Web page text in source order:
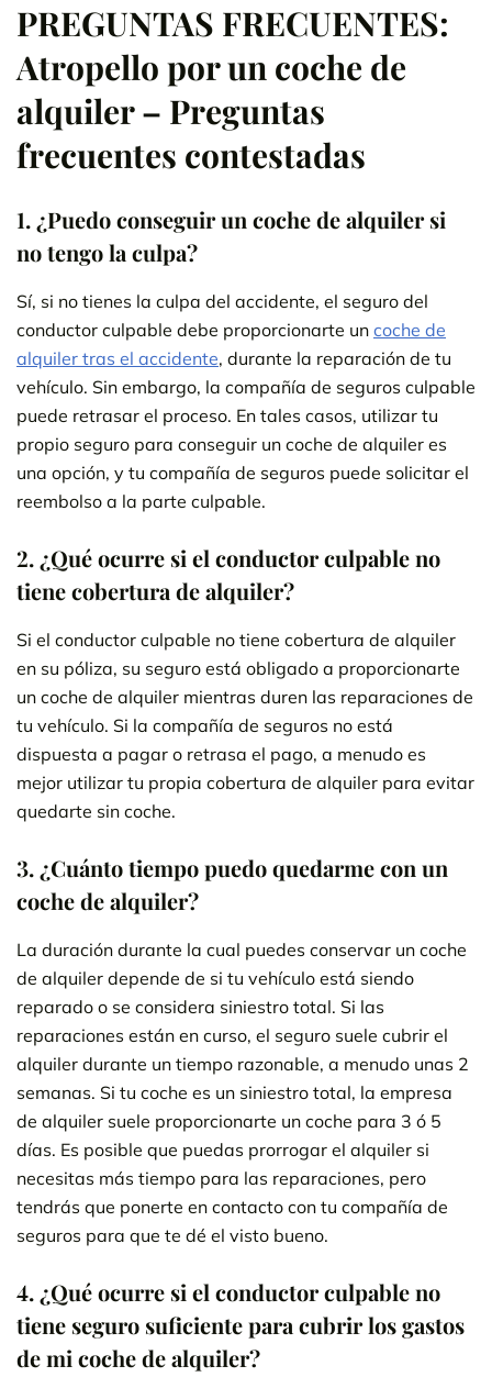
PREGUNTAS FRECUENTES:
Atropello por un coche de
alquiler – Preguntas
frecuentes contestadas
1. ¿Puedo conseguir un coche de alquiler si
no tengo la culpa?
Sí, si no tienes la culpa del accidente, el seguro del
conductor culpable debe proporcionarte un coche de
alquiler tras el accidente, durante la reparación de tu
vehículo. Sin embargo, la compañía de seguros culpable
puede retrasar el proceso. En tales casos, utilizar tu
propio seguro para conseguir un coche de alquiler es
una opción, y tu compañía de seguros puede solicitar el
reembolso a la parte culpable.
2. ¿Qué ocurre si el conductor culpable no
tiene cobertura de alquiler?
Si el conductor culpable no tiene cobertura de alquiler
en su póliza, su seguro está obligado a proporcionarte
un coche de alquiler mientras duren las reparaciones de
tu vehículo. Si la compañía de seguros no está
dispuesta a pagar o retrasa el pago, a menudo es
mejor utilizar tu propia cobertura de alquiler para evitar
quedarte sin coche.
3. ¿Cuánto tiempo puedo quedarme con un
coche de alquiler?
La duración durante la cual puedes conservar un coche
de alquiler depende de si tu vehículo está siendo
reparado o se considera siniestro total. Si las
reparaciones están en curso, el seguro suele cubrir el
alquiler durante un tiempo razonable, a menudo unas 2
semanas. Si tu coche es un siniestro total, la empresa
de alquiler suele proporcionarte un coche para 3 ó 5
días. Es posible que puedas prorrogar el alquiler si
necesitas más tiempo para las reparaciones, pero
tendrás que ponerte en contacto con tu compañía de
seguros para que te dé el visto bueno.
4. ¿Qué ocurre si el conductor culpable no
tiene seguro suficiente para cubrir los gastos
de mi coche de alquiler?